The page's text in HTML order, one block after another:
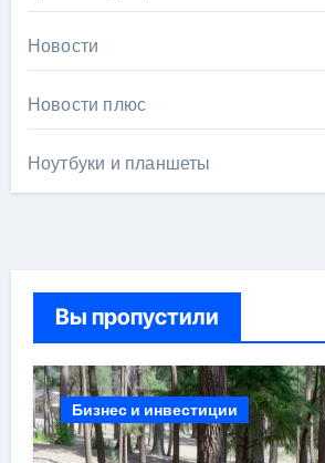
Новости
Новости плюс
Ноутбуки и планшеты
Вы пропустили
Бизнес и инвестиции